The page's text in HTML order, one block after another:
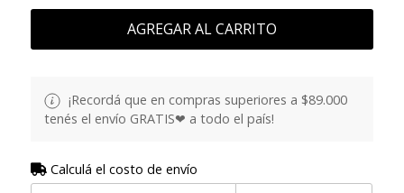
AGREGAR AL CARRITO
¡Recordá que en compras superiores a $89.000
tenés el envío GRATIS❤ a todo el país!
Calculá el costo de envío